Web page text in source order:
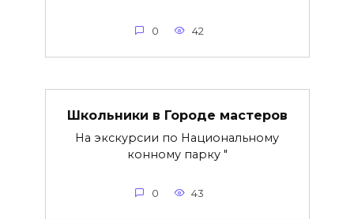
0 42
Школьники в Городе мастеров
На экскурсии по Национальному
конному парку "
0 43